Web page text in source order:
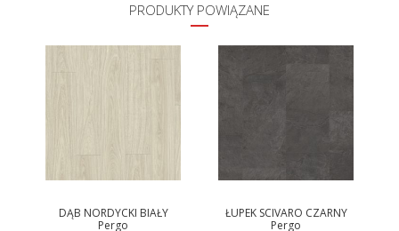
PRODUKTY POWIĄZANE
DĄB NORDYCKI BIAŁY
Pergo
ŁUPEK SCIVARO CZARNY
Pergo